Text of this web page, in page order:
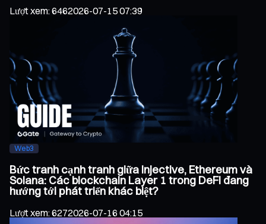
Lượt xem:6462026-07-15 07:39
Web3
Bức tranh cạnh tranh giữa Injective, Ethereum và
Solana: Các blockchain Layer 1 trong DeFi đang
hướng tới phát triển khác biệt?
Lượt xem:6272026-07-16 04:15